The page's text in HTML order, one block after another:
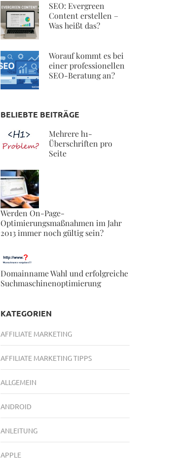
SEO: Evergreen
Content erstellen –
Was heißt das?
Worauf kommt es bei
einer professionellen
SEO-Beratung an?
BELIEBTE BEITRÄGE
Mehrere h1-
Überschriften pro
Seite
Werden On-Page-
Optimierungsmaßnahmen im Jahr
2013 immer noch gültig sein?
Domainname Wahl und erfolgreiche
Suchmaschinenoptimierung
KATEGORIEN
AFFILIATE MARKETING
AFFILIATE MARKETING TIPPS
ALLGEMEIN
ANDROID
ANLEITUNG
APPLE